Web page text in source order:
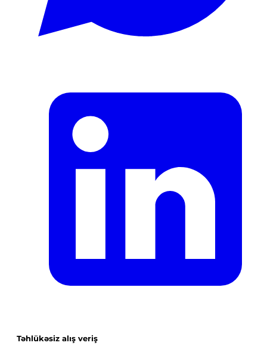
Təhlükəsiz alış veriş